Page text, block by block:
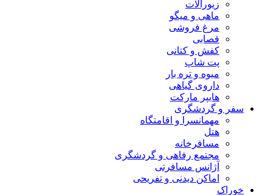
زیورآلات
ماهی و میگو
مرغ فروشی
قصابی
کفش و کتانی
پت شاپ
میوه و تره بار
داروی گیاهی
هایپر مارکت
سفر و گردشگری
مهمانسرا و اقامتگاه
هتل
مسافرخانه
مجتمع رفاهی و گردشگری
آژانس مسافرتی
اماکن دیدنی و تفریحی
خوراک